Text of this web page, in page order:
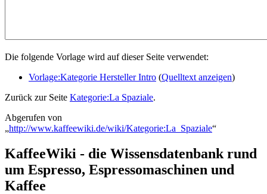
Die folgende Vorlage wird auf dieser Seite verwendet:
Vorlage:Kategorie Hersteller Intro (Quelltext anzeigen)
Zurück zur Seite Kategorie:La Spaziale.
Abgerufen von
„http://www.kaffeewiki.de/wiki/Kategorie:La_Spaziale“
KaffeeWiki - die Wissensdatenbank rund
um Espresso, Espressomaschinen und
Kaffee